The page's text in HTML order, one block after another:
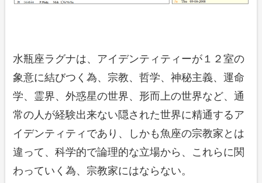
水瓶座ラグナは、アイデンティティーが１２室の
象意に結びつく為、宗教、哲学、神秘主義、運命
学、霊界、外惑星の世界、形而上の世界など、通
常の人が経験出来ない隠された世界に精通するア
イデンティティであり、しかも魚座の宗教家とは
違って、科学的で論理的な立場から、これらに関
わっていく為、宗教家にはならない。